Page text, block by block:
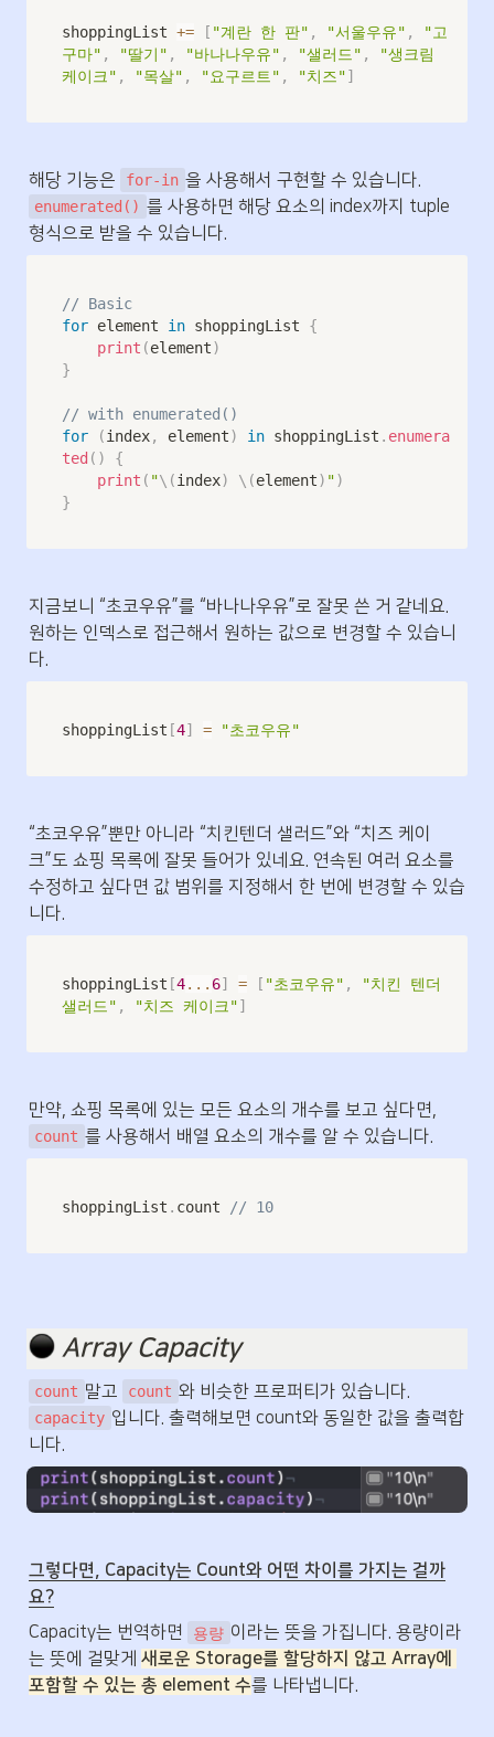
shoppingList += [ "계란 한 판" , "서울우유" ,
"고
구마" , "딸기" , "바나나우유" , "샐러드" ,
"생크림
케이크" , "목살" , "요구르트" , "치즈"]
해당 기능은 for-in
enumerated() 를 사용하면 해당 요소의 index까지 tuple
형식으로 받을 수 있습니다.
// Basic
for element in shoppingList {
print (element)
}
// with enumerated()
for
(index, element) in shoppingList . enumera
ted ( )
{
print ( "\(index) \(element) ")
}
지금보니 “초코우유”를 “바나나우유”로 잘못 쓴 거 같네요.
원하는 인덱스로 접근해서 원하는 값으로 변경할 수 있습니
다.
shoppingList [4] = "초코우유"
“초코우유”뿐만 아니라 “치킨텐더 샐러드”와 “치즈 케이
크”도 쇼핑 목록에 잘못 들어가 있네요. 연속된 여러 요소를
수정하고 싶다면 값 범위를 지정해서 한 번에 변경할 수 있습
니다.
shoppingList [4... 6] = [ "초코우유" ,
"치킨 텐더
샐러드" , "치즈 케이크"]
count 를 사용해서 배열 요소의 개수를 알 수 있습니다.
shoppingList . count // 10
Array Capacity
count 말고 count
capacity 입니다. 출력해보면 count와 동일한 값을 출력합
니다.
그렇다면, Capacity는 Count와 어떤 차이를 가지는 걸까
요?
Capacity는 번역하면
용량 이라는 뜻을 가집니다. 용량이라
는 뜻에 걸맞게 새로운 Storage를 할당하지 않고 Array에
포함할 수 있는 총 element 수를 나타냅니다.